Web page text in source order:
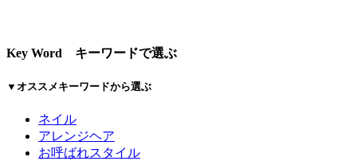
Key Word キーワードで選ぶ
▼オススメキーワードから選ぶ
ネイル
アレンジヘア
お呼ばれスタイル